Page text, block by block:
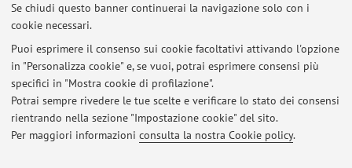
Se chiudi questo banner continuerai la navigazione solo con i
cookie necessari.
Puoi esprimere il consenso sui cookie facoltativi attivando l'opzione
in "Personalizza cookie" e, se vuoi, potrai esprimere consensi più
specifici in "Mostra cookie di profilazione".
Potrai sempre rivedere le tue scelte e verificare lo stato dei consensi
rientrando nella sezione "Impostazione cookie" del sito.
Per maggiori informazioni consulta la nostra Cookie policy.
Ultimi avvisi
Al momento non sono presenti avvisi.